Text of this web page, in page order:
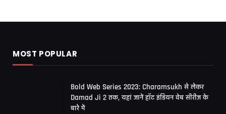
MOST POPULAR
Bold Web Series 2023: Charamsukh से लेकर
Damad Ji 2 तक, यहां जानें हॉट इंडियन वेब सीरीज के
बारे में